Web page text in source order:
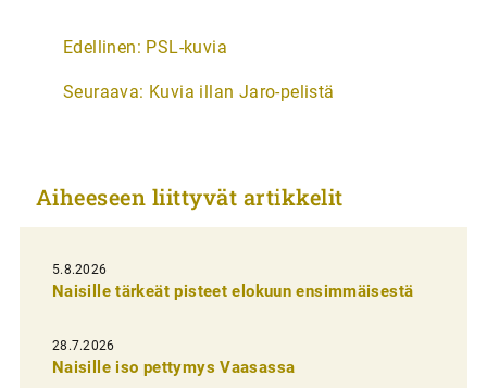
A
t
k
e
l
i
e
n
Edellinen: PSL-kuvia
Seuraava: Kuvia illan Jaro-pelistä
Aiheeseen liittyvät artikkelit
5.8.2026
Naisille tärkeät pisteet elokuun ensimmäisestä
28.7.2026
Naisille iso pettymys Vaasassa